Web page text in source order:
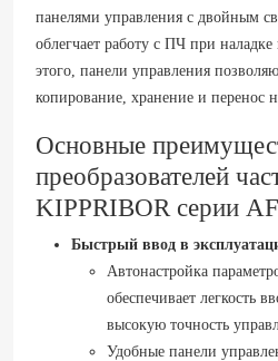
панелями управления с двойным
облегчает работу с ПЧ при
этого, панели управления
копирование, хранение и перенос
Основные
преобразователей
KIPPRIBOR серии
Быстрый ввод в
Автонастройка
обеспечивает легкость
высокую точность
Удобные панели